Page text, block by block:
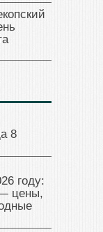
8
году:
цены,